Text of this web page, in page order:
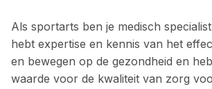
Als sportarts ben je medisch
hebt expertise en kennis van het
en bewegen op de gezondheid en
waarde voor de kwaliteit van zorg